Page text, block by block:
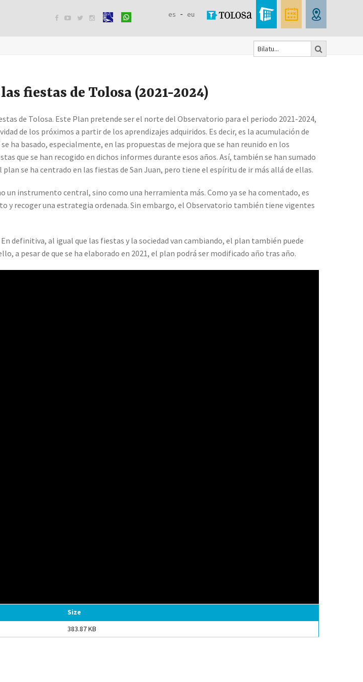
    es eu
Search
fiestas de Tolosa (2021-2024)
de Tolosa. Este Plan pretende ser el norte del Observatorio para el periodo 2021-2024,
de los próximos a partir de los aprendizajes adquiridos. Es decir, es la acumulación de
ha basado, especialmente, en las propuestas de mejora que se han reunido en los
que se han recogido en dichos informes durante esos años. Así, también se han sumado
se ha centrado en las fiestas de San Juan, pero tiene el espíritu de ir más allá de ellas.
instrumento central, sino como una herramienta más. Como ya se ha comentado, es
recoger una estrategia ordenada. Sin embargo, el Observatorio también tiene vigentes
definitiva, al igual que las fiestas y la sociedad van cambiando, el plan también puede
a pesar de que se ha elaborado en 2021, el plan podrá ser modificado año tras año.
Size
383.87 KB